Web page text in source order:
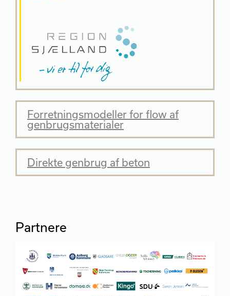
Forretningsmodeller for flow af
genbrugsmaterialer
Direkte genbrug af beton
Partnere